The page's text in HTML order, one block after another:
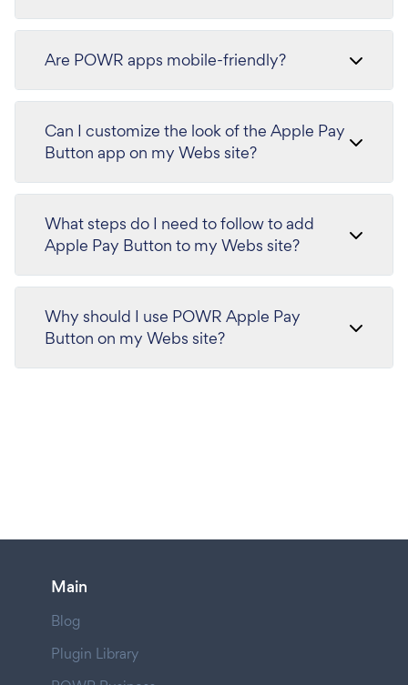
Are POWR apps mobile-friendly?
Can I customize the look of the Apple Pay
Button app on my Webs site?
What steps do I need to follow to add
Apple Pay Button to my Webs site?
Why should I use POWR Apple Pay
Button on my Webs site?
Main
Blog
Plugin Library